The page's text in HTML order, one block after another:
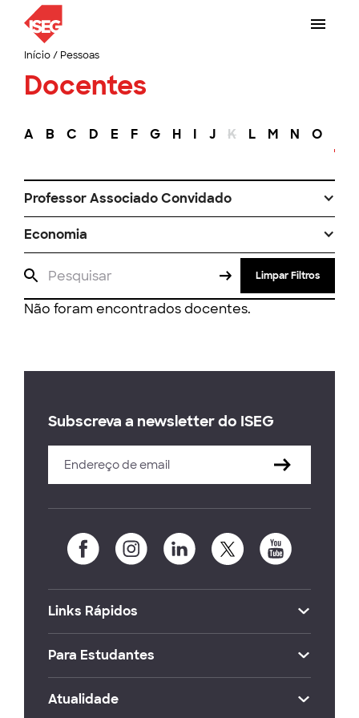
Início/ Pessoas
Docentes
A B C D E F G H I J K L M N O
Professor Associado Convidado
Economia
Limpar Filtros
Não foram encontrados docentes.
Subscreva a newsletter do ISEG
Links Rápidos
Para Estudantes
Atualidade